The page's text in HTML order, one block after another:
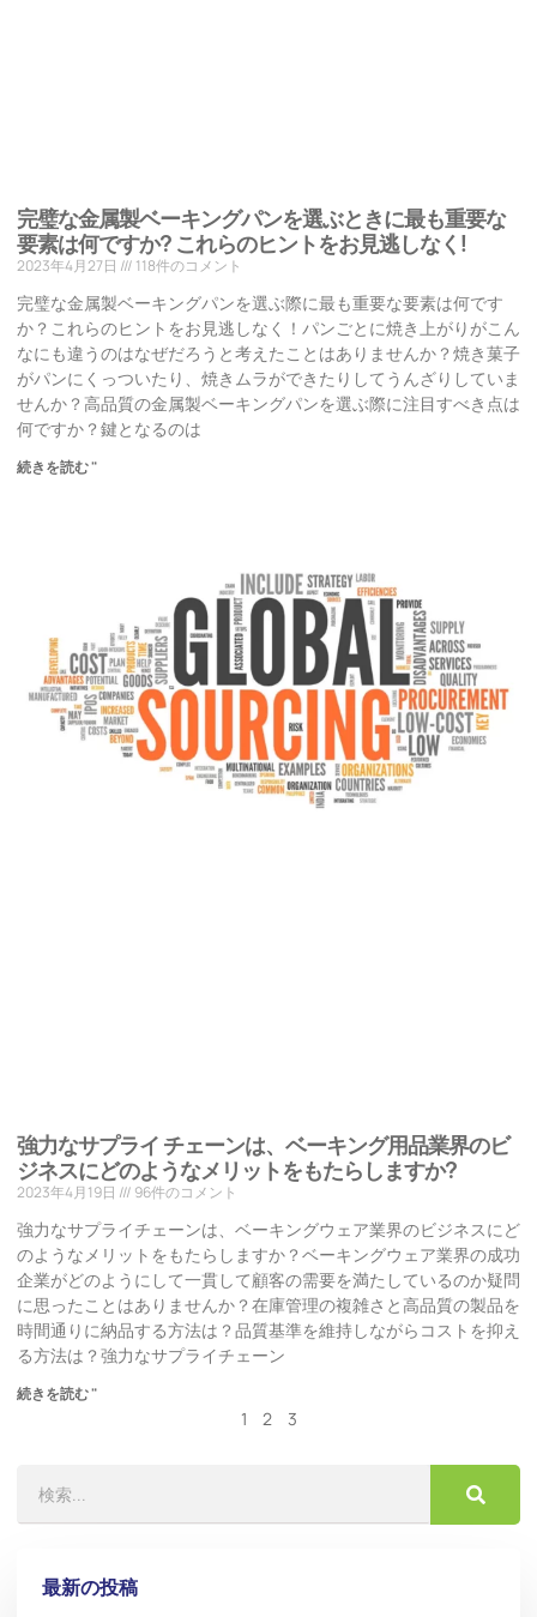
完璧な金属製ベーキングパンを選ぶときに最も重要な
要素は何ですか? これらのヒントをお見逃しなく!
2023年4月27日 118件のコメント
完璧な金属製ベーキングパンを選ぶ際に最も重要な要素は何です
か？これらのヒントをお見逃しなく！パンごとに焼き上がりがこん
なにも違うのはなぜだろうと考えたことはありませんか？焼き菓子
がパンにくっついたり、焼きムラができたりしてうんざりしていま
せんか？高品質の金属製ベーキングパンを選ぶ際に注目すべき点は
何ですか？鍵となるのは
続きを読む "
強力なサプライ チェーンは、ベーキング用品業界のビ
ジネスにどのようなメリットをもたらしますか?
2023年4月19日 96件のコメント
強力なサプライチェーンは、ベーキングウェア業界のビジネスにど
のようなメリットをもたらしますか？ベーキングウェア業界の成功
企業がどのようにして一貫して顧客の需要を満たしているのか疑問
に思ったことはありませんか？在庫管理の複雑さと高品質の製品を
時間通りに納品する方法は？品質基準を維持しながらコストを抑え
る方法は？強力なサプライチェーン
続きを読む "
1 2 3
最新の投稿